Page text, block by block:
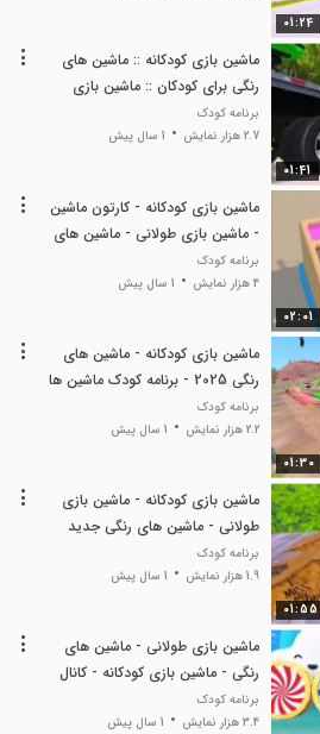
01:24
01:41
ماشین بازی کودکانه :: ماشین های
رنگی برای کودکان :: ماشین بازی
جدید
برنامه کودک
2.7 هزار نمایش
1 سال پیش
02:01
ماشین بازی کودکانه - کارتون ماشین
- ماشین بازی طولانی - ماشین های
رنگی
برنامه کودک
4 هزار نمایش
1 سال پیش
01:30
ماشین بازی کودکانه - ماشین های
رنگی 2025 - برنامه کودک ماشین ها
- ماشین بازی
برنامه کودک
2.2 هزار نمایش
1 سال پیش
01:55
ماشین بازی کودکانه - ماشین بازی
طولانی - ماشین های رنگی جدید
کانال آپارات گرام
برنامه کودک
1.9 هزار نمایش
1 سال پیش
ماشین بازی طولانی - ماشین های
رنگی - ماشین بازی کودکانه - کانال
آپارات گرام
برنامه کودک
3.4 هزار نمایش
1 سال پیش